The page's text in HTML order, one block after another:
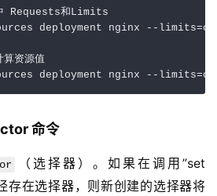
Requests和Limits
deployment nginx -- limits=
资源值
deployment nginx -- limits=
命令
（选择器）。如果在调用”set
存在选择器，则新创建的选择器将